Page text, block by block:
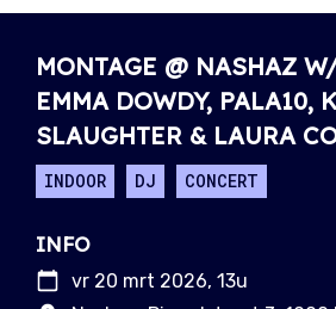
MONTAGE @ NASHAZ
EMMA DOWDY, PALA10,
SLAUGHTER & LAURA
INDOOR DJ CONCERT
INFO
vr 20 mrt 2026, 13u